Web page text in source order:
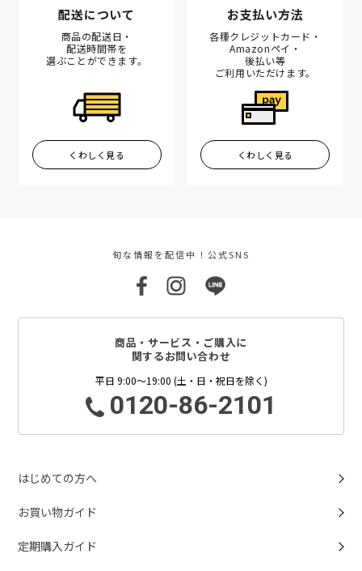
配送について
商品の配送日・
配送時間帯を
選ぶことができます。
くわしく見る
お支払い方法
各種クレジットカード・
Amazonペイ・
後払い等
ご利用いただけます。
くわしく見る
旬な情報を配信中！公式SNS
商品・サービス・ご購入に
関するお問い合わせ
平日 9:00～19:00 (土・日・祝日を除く)
0120-86-2101
はじめての方へ
お買い物ガイド
定期購入ガイド